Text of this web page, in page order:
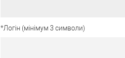
*Логін (мінімум 3 символи)